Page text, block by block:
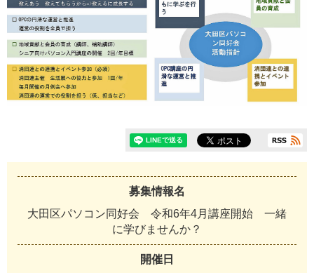
募集情報名
大田区パソコン同好会 令和6年4月講座開始 一緒
に学びませんか？
開催日